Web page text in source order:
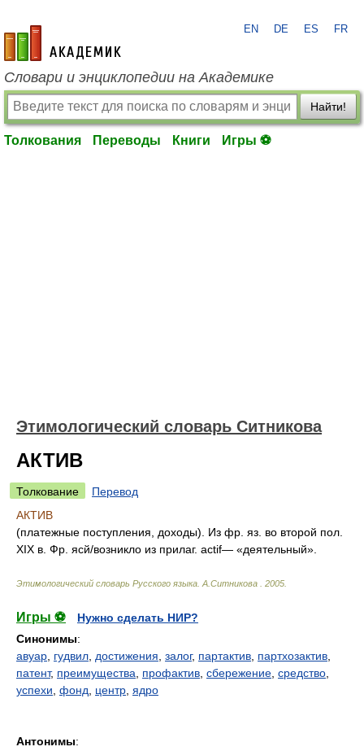
academic.ru
EN DE ES FR
Словари и энциклопедии на Академике
Найти!
Толкования Переводы Книги Игры ⚽
Этимологический словарь Ситникова
АКТИВ
Толкование
Перевод
АКТИВ
(платежные поступления, доходы). Из фр. яз. во второй пол.
XIX в. Фр. ясй/возникло из прилаг. actif— «деятельный».
Этимологический словарь Русского языка А.Ситникова 2005
Игры ⚽
Нужно сделать НИР?
Синонимы:
авуар гудвил достижения залог, партактив партхозактив
патент, преимущества профактив сбережение средство
успехи фонд центр ядро
Антонимы: